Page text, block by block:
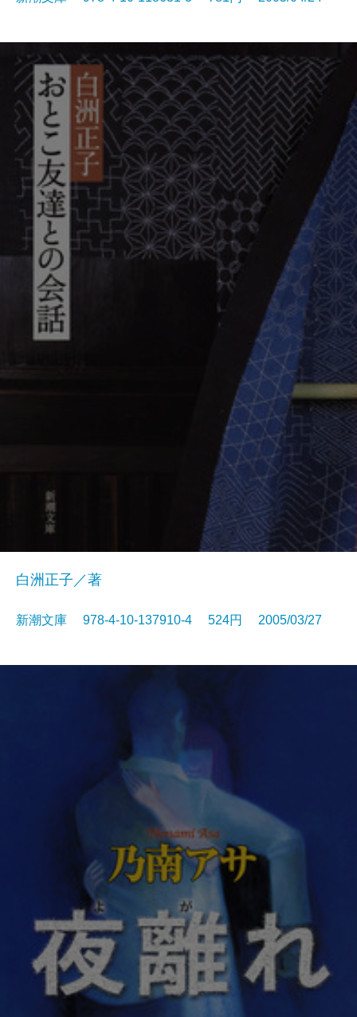
白洲正子／著
新潮文庫 978-4-10-137910-4 524円 2005/03/27